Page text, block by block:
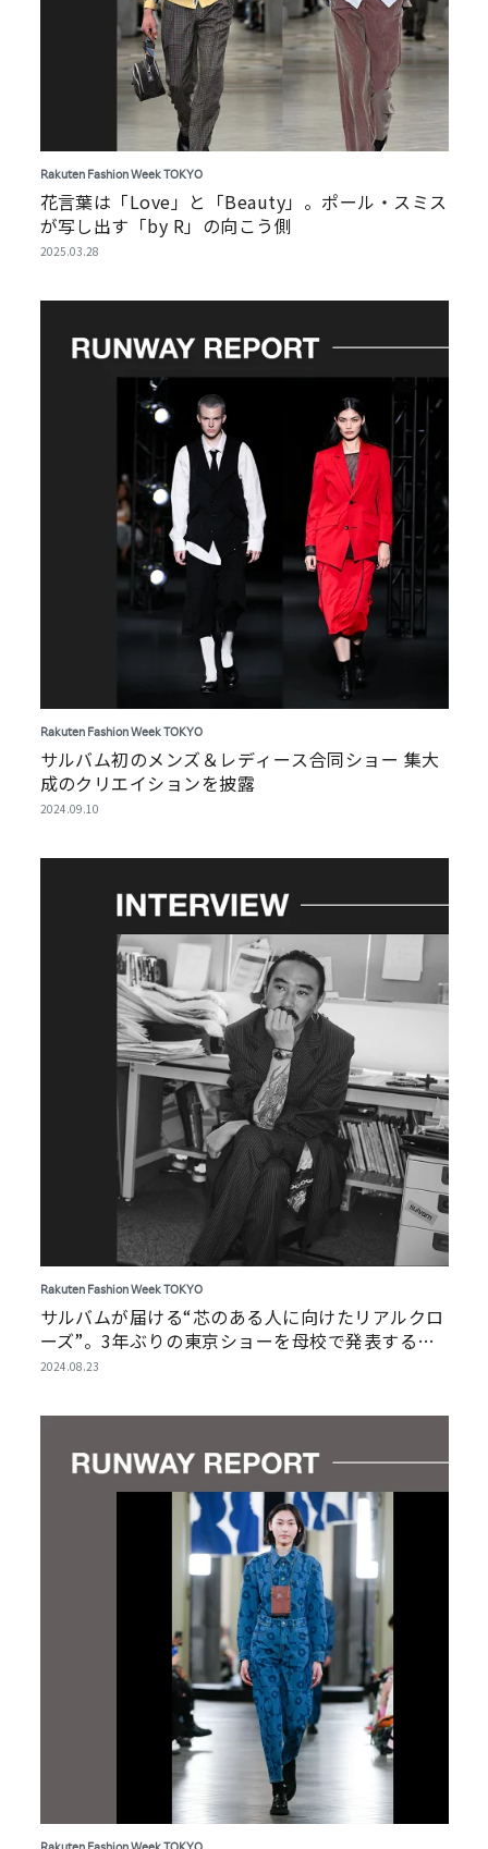
Rakuten Fashion Week TOKYO
花言葉は「Love」と「Beauty」。ポール・スミス
が写し出す「by R」の向こう側
2025.03.28
Rakuten Fashion Week TOKYO
サルバム初のメンズ＆レディース合同ショー 集大
成のクリエイションを披露
2024.09.10
Rakuten Fashion Week TOKYO
サルバムが届ける“芯のある人に向けたリアルクロ
ーズ”。3年ぶりの東京ショーを母校で発表する訳
とは？
2024.08.23